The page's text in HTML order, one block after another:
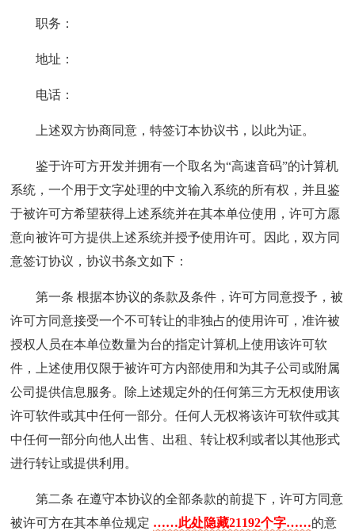
职务：
地址：
电话：
上述双方协商同意，特签订本协议书，以此为证。
鉴于许可方开发并拥有一个取名为“高速音码”的计算机
系统，一个用于文字处理的中文输入系统的所有权，并且鉴
于被许可方希望获得上述系统并在其本单位使用，许可方愿
意向被许可方提供上述系统并授予使用许可。因此，双方同
意签订协议，协议书条文如下：
第一条 根据本协议的条款及条件，许可方同意授予，被
许可方同意接受一个不可转让的非独占的使用许可，准许被
授权人员在本单位数量为台的指定计算机上使用该许可软
件，上述使用仅限于被许可方内部使用和为其子公司或附属
公司提供信息服务。除上述规定外的任何第三方无权使用该
许可软件或其中任何一部分。任何人无权将该许可软件或其
中任何一部分向他人出售、出租、转让权利或者以其他形式
进行转让或提供利用。
第二条 在遵守本协议的全部条款的前提下，许可方同意
被许可方在其本单位规定 ……此处隐藏21192个字……的意